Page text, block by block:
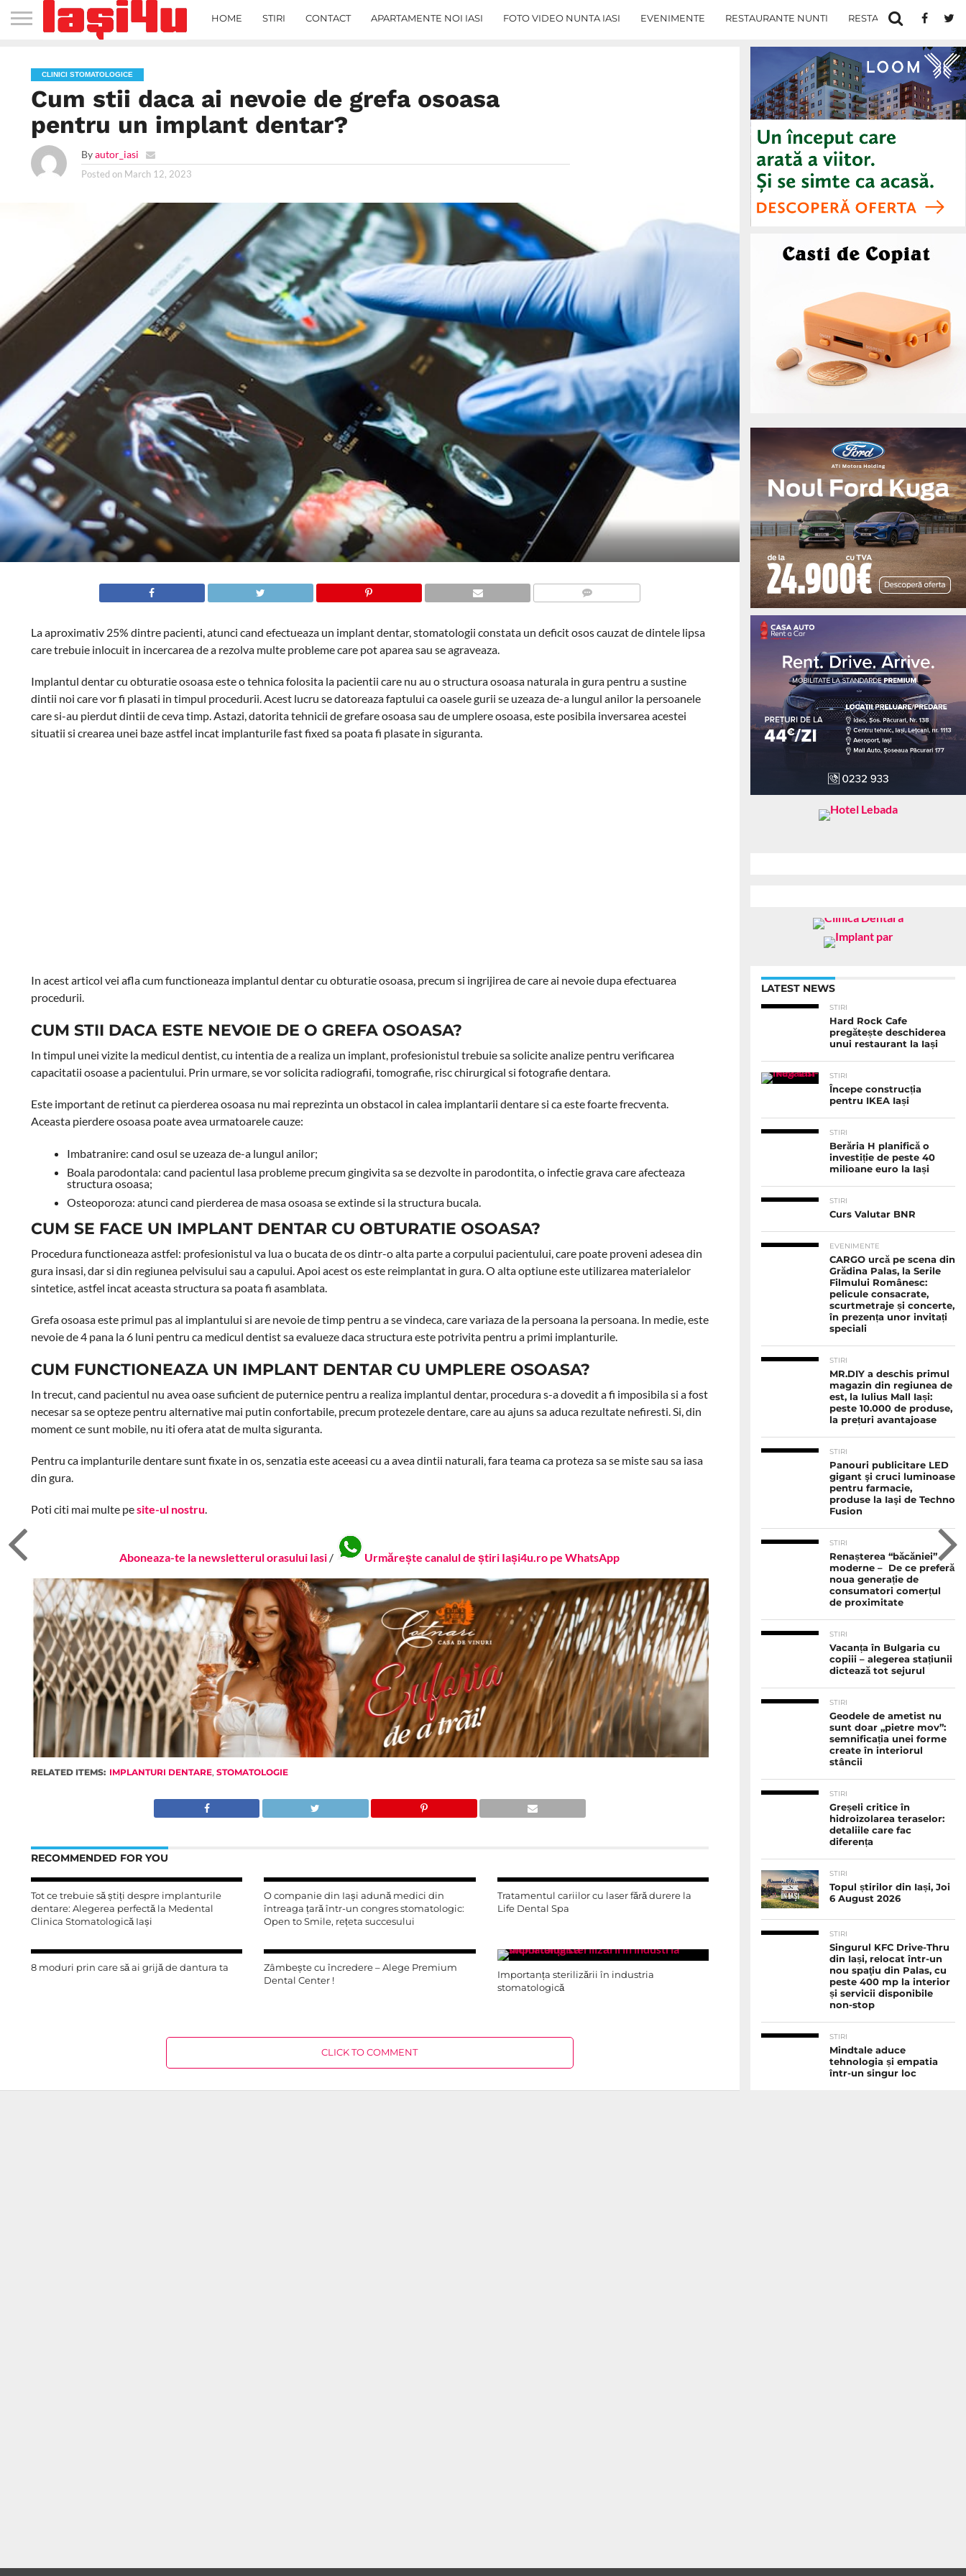
HOME STIRI CONTACT APARTAMENTE NOI IASI FOTO VIDEO NUNTA IASI EVENIMENTE RESTAURANTE NUNTI RESTAURANTE IN IASI
CLINICI STOMATOLOGICE
Cum stii daca ai nevoie de grefa osoasa
pentru un implant dentar?
Byautor_iasi
Posted on March 12, 2023
La aproximativ 25% dintre pacienti, atunci cand efectueaza un implant dentar, stomatologii constata un deficit osos cauzat de dintele lipsa
care trebuie inlocuit in incercarea de a rezolva multe probleme care pot aparea sau se agraveaza.
Implantul dentar cu obturatie osoasa este o tehnica folosita la pacientii care nu au o structura osoasa naturala in gura pentru a sustine
dintii noi care vor fi plasati in timpul procedurii. Acest lucru se datoreaza faptului ca oasele gurii se uzeaza de-a lungul anilor la persoanele
care si-au pierdut dintii de ceva timp. Astazi, datorita tehnicii de grefare osoasa sau de umplere osoasa, este posibila inversarea acestei
situatii si crearea unei baze astfel incat implanturile fast fixed sa poata fi plasate in siguranta.
In acest articol vei afla cum functioneaza implantul dentar cu obturatie osoasa, precum si ingrijirea de care ai nevoie dupa efectuarea
procedurii.
CUM STII DACA ESTE NEVOIE DE O GREFA OSOASA?
In timpul unei vizite la medicul dentist, cu intentia de a realiza un implant, profesionistul trebuie sa solicite analize pentru verificarea
capacitatii osoase a pacientului. Prin urmare, se vor solicita radiografii, tomografie, risc chirurgical si fotografie dentara.
Este important de retinut ca pierderea osoasa nu mai reprezinta un obstacol in calea implantarii dentare si ca este foarte frecventa.
Aceasta pierdere osoasa poate avea urmatoarele cauze:
Imbatranire: cand osul se uzeaza de-a lungul anilor;
Boala parodontala: cand pacientul lasa probleme precum gingivita sa se dezvolte in parodontita, o infectie grava care afecteaza
structura osoasa;
Osteoporoza: atunci cand pierderea de masa osoasa se extinde si la structura bucala.
CUM SE FACE UN IMPLANT DENTAR CU OBTURATIE OSOASA?
Procedura functioneaza astfel: profesionistul va lua o bucata de os dintr-o alta parte a corpului pacientului, care poate proveni adesea din
gura insasi, dar si din regiunea pelvisului sau a capului. Apoi acest os este reimplantat in gura. O alta optiune este utilizarea materialelor
sintetice, astfel incat aceasta structura sa poata fi asamblata.
Grefa osoasa este primul pas al implantului si are nevoie de timp pentru a se vindeca, care variaza de la persoana la persoana. In medie, este
nevoie de 4 pana la 6 luni pentru ca medicul dentist sa evalueze daca structura este potrivita pentru a primi implanturile.
CUM FUNCTIONEAZA UN IMPLANT DENTAR CU UMPLERE OSOASA?
In trecut, cand pacientul nu avea oase suficient de puternice pentru a realiza implantul dentar, procedura s-a dovedit a fi imposibila si a fost
necesar sa se opteze pentru alternative mai putin confortabile, precum protezele dentare, care au ajuns sa aduca rezultate nefiresti. Si, din
moment ce sunt mobile, nu iti ofera atat de multa siguranta.
Pentru ca implanturile dentare sunt fixate in os, senzatia este aceeasi cu a avea dintii naturali, fara teama ca proteza sa se miste sau sa iasa
din gura.
Poti citi mai multe pesite-ul nostru.
Aboneaza-te la newsletterul orasului Iasi / Urmărește canalul de știri Iași4u.ro pe WhatsApp
RELATED ITEMS: IMPLANTURI DENTARE, STOMATOLOGIE
RECOMMENDED FOR YOU
Tot ce trebuie să știți despre implanturile
dentare: Alegerea perfectă la Medental
Clinica Stomatologică Iași
O companie din Iași adună medici din
întreaga țară într-un congres stomatologic:
Open to Smile, rețeta succesului
Tratamentul cariilor cu laser fără durere la
Life Dental Spa
8 moduri prin care să ai grijă de dantura ta
Zâmbește cu încredere – Alege Premium
Dental Center !
Importanța sterilizării în industria
stomatologică
CLICK TO COMMENT
LATEST NEWS
STIRI
Hard Rock Cafe
pregătește deschiderea
unui restaurant la Iași
STIRI
Începe construcția
pentru IKEA Iași
STIRI
Berăria H planifică o
investiție de peste 40
milioane euro la Iași
STIRI
Curs Valutar BNR
EVENIMENTE
CARGO urcă pe scena din
Grădina Palas, la Serile
Filmului Românesc:
pelicule consacrate,
scurtmetraje și concerte,
în prezența unor invitați
speciali
STIRI
MR.DIY a deschis primul
magazin din regiunea de
est, la Iulius Mall Iași:
peste 10.000 de produse,
la prețuri avantajoase
STIRI
Panouri publicitare LED
gigant şi cruci luminoase
pentru farmacie,
produse la Iaşi de Techno
Fusion
STIRI
Renașterea “băcăniei”
moderne – De ce preferă
noua generație de
consumatori comerțul
de proximitate
STIRI
Vacanța în Bulgaria cu
copiii – alegerea stațiunii
dictează tot sejurul
STIRI
Geodele de ametist nu
sunt doar „pietre mov”:
semnificația unei forme
create în interiorul
stâncii
STIRI
Greșeli critice în
hidroizolarea teraselor:
detaliile care fac
diferența
STIRI
Topul știrilor din Iași, Joi
6 August 2026
STIRI
Singurul KFC Drive-Thru
din Iași, relocat într-un
nou spaţiu din Palas, cu
peste 400 mp la interior
și servicii disponibile
non-stop
STIRI
Mindtale aduce
tehnologia și empatia
într-un singur loc